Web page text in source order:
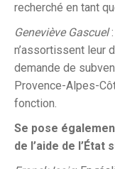
recherché en tant
Geneviève Gascuel:
n’assortissent leur
demande de
Provence-Alpes-
fonction.
Se pose
de l’aide de